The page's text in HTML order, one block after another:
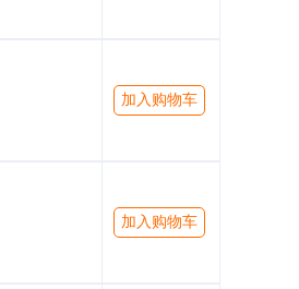
加入购物车
加入购物车